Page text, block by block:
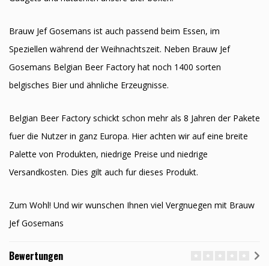
Brauw Jef Gosemans ist auch passend beim Essen, im
Speziellen während der Weihnachtszeit. Neben Brauw Jef
Gosemans Belgian Beer Factory hat noch 1400 sorten
belgisches Bier und ähnliche Erzeugnisse.
Belgian Beer Factory schickt schon mehr als 8 Jahren der Pakete
fuer die Nutzer in ganz Europa. Hier achten wir auf eine breite
Palette von Produkten, niedrige Preise und niedrige
Versandkosten. Dies gilt auch fur dieses Produkt.
Zum Wohl! Und wir wunschen Ihnen viel Vergnuegen mit Brauw
Jef Gosemans
Bewertungen